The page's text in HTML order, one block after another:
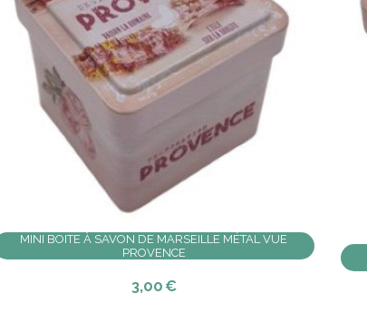
MINI BOITE À SAVON DE MARSEILLE MÉTAL VUE
PROVENCE
3,00 €